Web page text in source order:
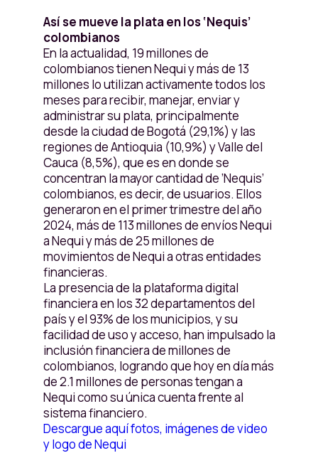
Así se mueve la plata en los ‘Nequis’
colombianos
En la actualidad, 19 millones de
colombianos tienen Nequi y más de 13
millones lo utilizan activamente todos los
meses para recibir, manejar, enviar y
administrar su plata, principalmente
desde la ciudad de Bogotá (29,1%) y las
regiones de Antioquia (10,9%) y Valle del
Cauca (8,5%), que es en donde se
concentran la mayor cantidad de ’Nequis’
colombianos, es decir, de usuarios. Ellos
generaron en el primer trimestre del año
2024, más de 113 millones de envíos Nequi
a Nequi y más de 25 millones de
movimientos de Nequi a otras entidades
financieras.
La presencia de la plataforma digital
financiera en los 32 departamentos del
país y el 93% de los municipios, y su
facilidad de uso y acceso, han impulsado la
inclusión financiera de millones de
colombianos, logrando que hoy en día más
de 2.1 millones de personas tengan a
Nequi como su única cuenta frente al
sistema financiero.
Descargue aquí fotos, imágenes de video
y logo de Nequi